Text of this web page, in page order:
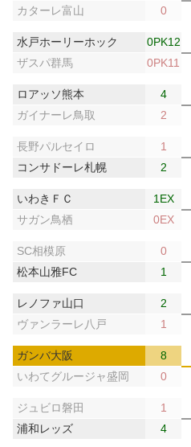
カターレ富山
0
水戸ホーリーホック
0PK12
ザスパ群馬
0PK11
ロアッソ熊本
4
ガイナーレ鳥取
2
長野パルセイロ
1
コンサドーレ札幌
2
いわきＦＣ
1EX
サガン鳥栖
0EX
SC相模原
0
松本山雅FC
1
レノファ山口
2
ヴァンラーレ八戸
1
ガンバ大阪
8
いわてグルージャ盛岡
0
ジュビロ磐田
1
浦和レッズ
4